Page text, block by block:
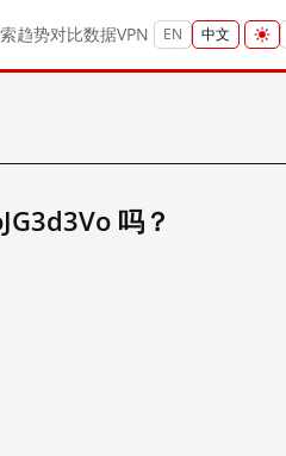
趋势对比数据VPN EN 中文
吗？